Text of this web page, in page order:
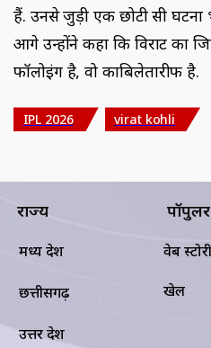
हैं. उनसे जुड़ी एक छोटी सी घटना
आगे उन्होंने कहा कि विराट का
फॉलोइंग है, वो काबिलेतारीफ है.
IPL 2026 virat kohli
राज्य
मध्य प्रदेश
छत्तीसगढ़
उत्तर प्रदेश
वेब
खेल